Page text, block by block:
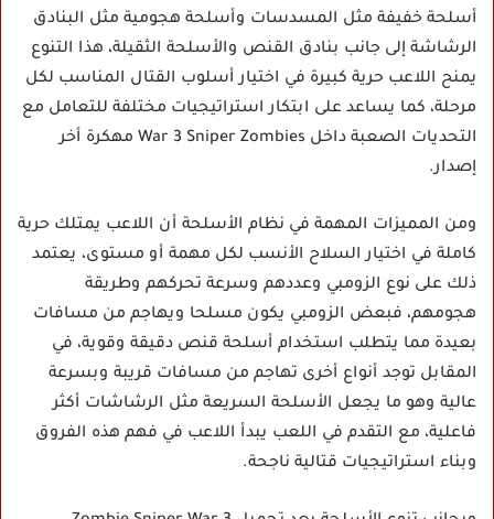
أسلحة خفيفة مثل المسدسات وأسلحة هجومية مثل البنادق
الرشاشة إلى جانب بنادق القنص والأسلحة الثقيلة، هذا التنوع
يمنح اللاعب حرية كبيرة في اختيار أسلوب القتال المناسب لكل
مرحلة، كما يساعد على ابتكار استراتيجيات مختلفة للتعامل مع
التحديات الصعبة داخل War 3 Sniper Zombies مهكرة أخر
إصدار.
ومن المميزات المهمة في نظام الأسلحة أن اللاعب يمتلك حرية
كاملة في اختيار السلاح الأنسب لكل مهمة أو مستوى، يعتمد
ذلك على نوع الزومبي وعددهم وسرعة تحركهم وطريقة
هجومهم، فبعض الزومبي يكون مسلحا ويهاجم من مسافات
بعيدة مما يتطلب استخدام أسلحة قنص دقيقة وقوية، في
المقابل توجد أنواع أخرى تهاجم من مسافات قريبة وبسرعة
عالية وهو ما يجعل الأسلحة السريعة مثل الرشاشات أكثر
فاعلية، مع التقدم في اللعب يبدأ اللاعب في فهم هذه الفروق
وبناء استراتيجيات قتالية ناجحة.